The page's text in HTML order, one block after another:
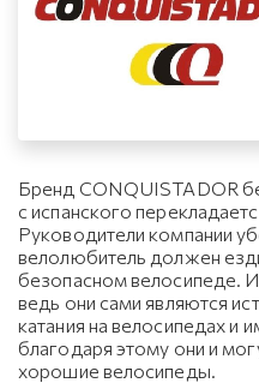
Бренд CONQUISTADOR
с испанского
Руководители компании
велолюбитель должен
безопасном велосипеде. И
ведь они сами являются
катания на велосипедах
благодаря этому они и
хорошие велосипеды.